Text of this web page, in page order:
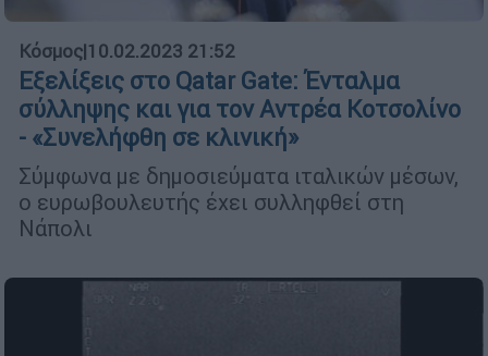
Κόσμος|10.02.2023 21:52
Εξελίξεις στο Qatar Gate: Ένταλμα
σύλληψης και για τον Αντρέα Κοτσολίνο
- «Συνελήφθη σε κλινική»
Σύμφωνα με δημοσιεύματα ιταλικών μέσων,
ο ευρωβουλευτής έχει συλληφθεί στη
Νάπολι